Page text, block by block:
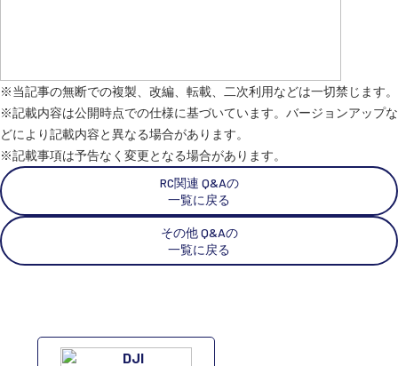
※当記事の無断での複製、改編、転載、二次利用などは一切禁じます。
※記載内容は公開時点での仕様に基づいています。バージョンアップな
どにより記載内容と異なる場合があります。
※記載事項は予告なく変更となる場合があります。
RC関連 Q&Aの
一覧に戻る
その他 Q&Aの
一覧に戻る